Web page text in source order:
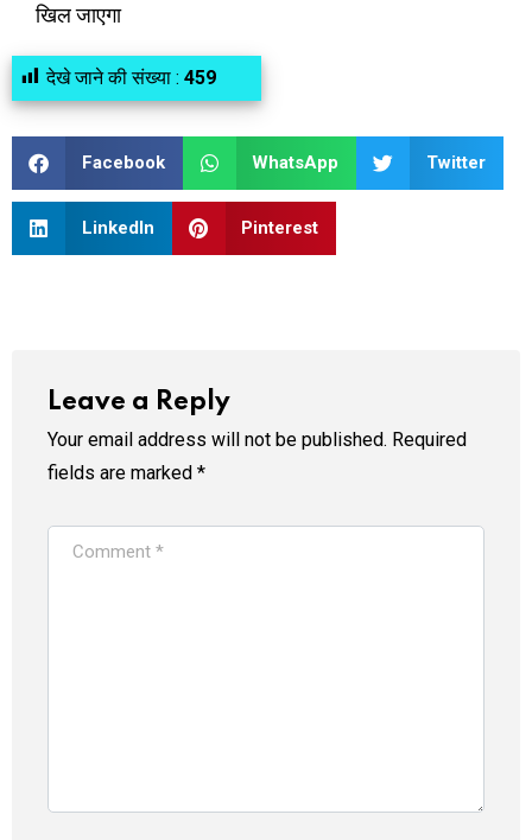
खिल जाएगा
देखे जाने की संख्या : 459
Facebook WhatsApp Twitter
LinkedIn Pinterest
Leave a Reply
Your email address will not be published. Required
fields are marked *